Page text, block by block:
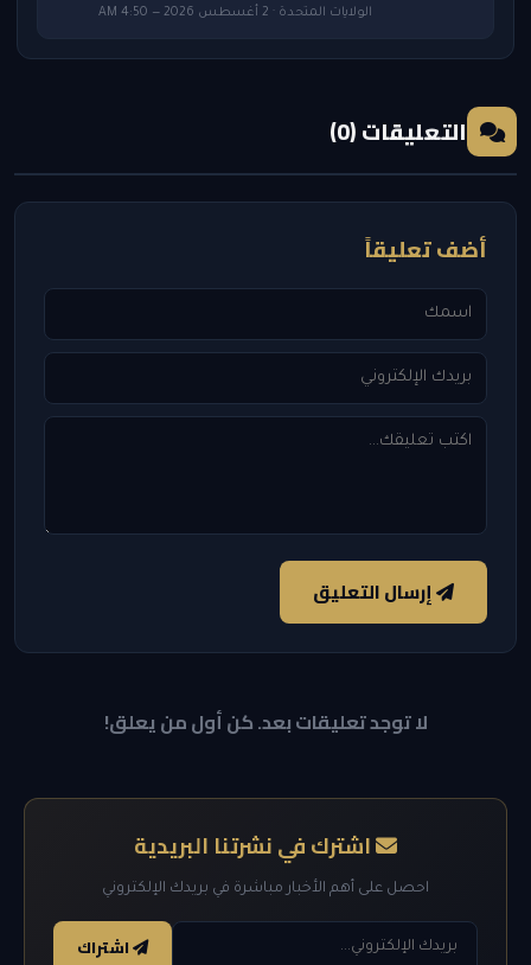
الولايات المتحدة · 2 أغسطس 2026 — 4:50 AM
التعليقات (0)
أضف تعليقاً
إرسال التعليق
لا توجد تعليقات بعد. كن أول من يعلق!
اشترك في نشرتنا البريدية
احصل على أهم الأخبار مباشرة في بريدك الإلكتروني
اشتراك